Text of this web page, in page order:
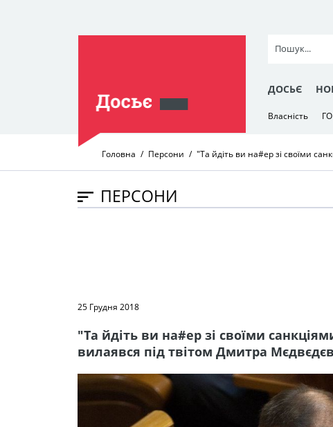
ДОСЬЄ
Власність ГО
Головна Персони "Та йдіть ви на#ер зі своїми
ПЕРСОНИ
25 Грудня 2018
"Та йдіть ви на#ер зі своїми
вилаявся під твітом Дмитра